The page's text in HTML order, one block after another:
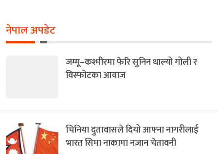
नेपाल अपडेट
जम्मू–कश्मीरमा फेरि सुनिन थाल्यो गोली र
विस्फोटका आवाज
चिनिया दुतावासले दियो आफ्ना नागरीलाई
भारत सिमा नाकामा नजान चेतावनी